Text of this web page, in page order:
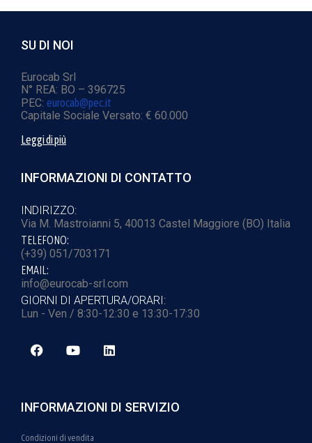
SU DI NOI
Eurocab Srl
N° REA: BO – 396725
PEC: eurocab@pec.it
Capitale Sociale Versato: € 60.000
Leggi di più
INFORMAZIONI DI CONTATTO
INDIRIZZO:
Via M. Mastroianni 5, 40013 Castel Maggiore (BO) Italia
TELEFONO:
(+39) 051/703171
EMAIL:
info@eurocab-srl.com
GIORNI DI APERTURA/ORARI:
Lun - Ven / 8:30-12:30 e 13:30-17:30
INFORMAZIONI DI SERVIZIO
Condizioni di vendita